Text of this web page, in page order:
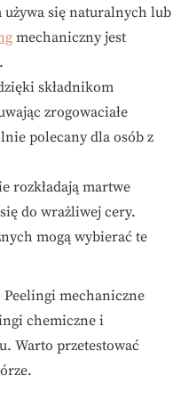
używa się naturalnych lub
mechaniczny jest
składnikom
zrogowaciałe
polecany dla osób z
rozkładają martwe
do wrażliwej cery.
mogą wybierać te
mechaniczne
chemiczne i
Warto przetestować